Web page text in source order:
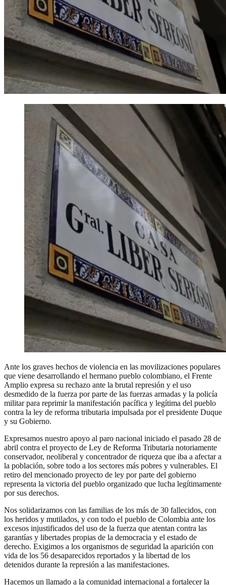
Ante los graves hechos de violencia en las movilizaciones populares
que viene desarrollando el hermano pueblo colombiano, el Frente
Amplio expresa su rechazo ante la brutal represión y el uso
desmedido de la fuerza por parte de las fuerzas armadas y la policía
militar para reprimir la manifestación pacífica y legítima del pueblo
contra la ley de reforma tributaria impulsada por el presidente Duque
y su Gobierno.
Expresamos nuestro apoyo al paro nacional iniciado el pasado 28 de
abril contra el proyecto de Ley de Reforma Tributaria notoriamente
conservador, neoliberal y concentrador de riqueza que iba a afectar a
la población, sobre todo a los sectores más pobres y vulnerables. El
retiro del mencionado proyecto de ley por parte del gobierno
representa la victoria del pueblo organizado que lucha legítimamente
por sus derechos.
Nos solidarizamos con las familias de los más de 30 fallecidos, con
los heridos y mutilados, y con todo el pueblo de Colombia ante los
excesos injustificados del uso de la fuerza que atentan contra las
garantías y libertades propias de la democracia y el estado de
derecho. Exigimos a los organismos de seguridad la aparición con
vida de los 56 desaparecidos reportados y la libertad de los
detenidos durante la represión a las manifestaciones.
Hacemos un llamado a la comunidad internacional a fortalecer la